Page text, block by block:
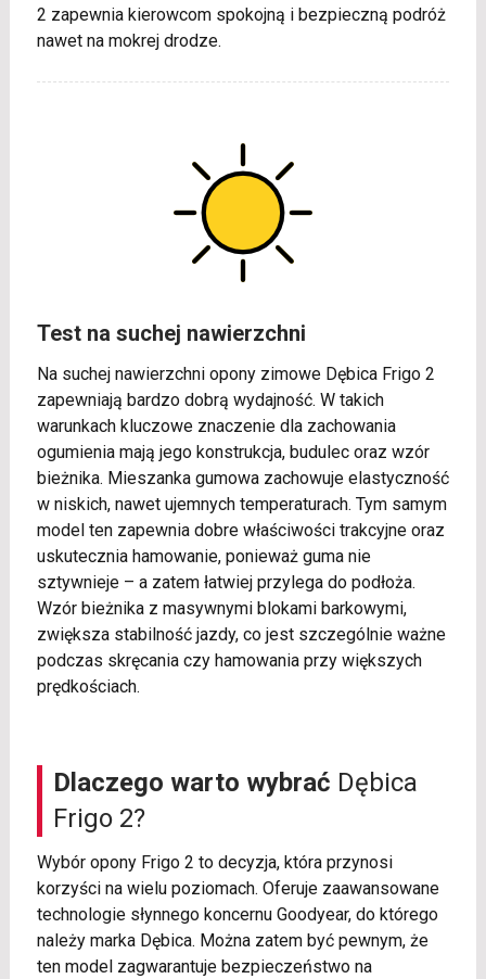
2 zapewnia kierowcom spokojną i bezpieczną podróż
nawet na mokrej drodze.
Test na suchej nawierzchni
Na suchej nawierzchni opony zimowe Dębica Frigo 2
zapewniają bardzo dobrą wydajność. W takich
warunkach kluczowe znaczenie dla zachowania
ogumienia mają jego konstrukcja, budulec oraz wzór
bieżnika. Mieszanka gumowa zachowuje elastyczność
w niskich, nawet ujemnych temperaturach. Tym samym
model ten zapewnia dobre właściwości trakcyjne oraz
uskutecznia hamowanie, ponieważ guma nie
sztywnieje – a zatem łatwiej przylega do podłoża.
Wzór bieżnika z masywnymi blokami barkowymi,
zwiększa stabilność jazdy, co jest szczególnie ważne
podczas skręcania czy hamowania przy większych
prędkościach.
Dlaczego warto wybrać Dębica
Frigo 2?
Wybór opony Frigo 2 to decyzja, która przynosi
korzyści na wielu poziomach. Oferuje zaawansowane
technologie słynnego koncernu Goodyear, do którego
należy marka Dębica. Można zatem być pewnym, że
ten model zagwarantuje bezpieczeństwo na